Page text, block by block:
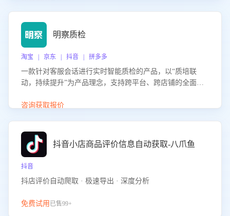
明察质检
淘宝 | 京东 | 抖音 | 拼多多
一款针对客服会话进行实时智能质检的产品，以“质培联
动，持续提升”为产品理念，支持跨平台、跨店铺的全面、
升客服团队的销服能力。
咨询获取报价
抖音小店商品评价信息自动获取-八爪鱼
抖音
抖店评价自动爬取 · 极速导出 · 深度分析
免费试用 已售99+